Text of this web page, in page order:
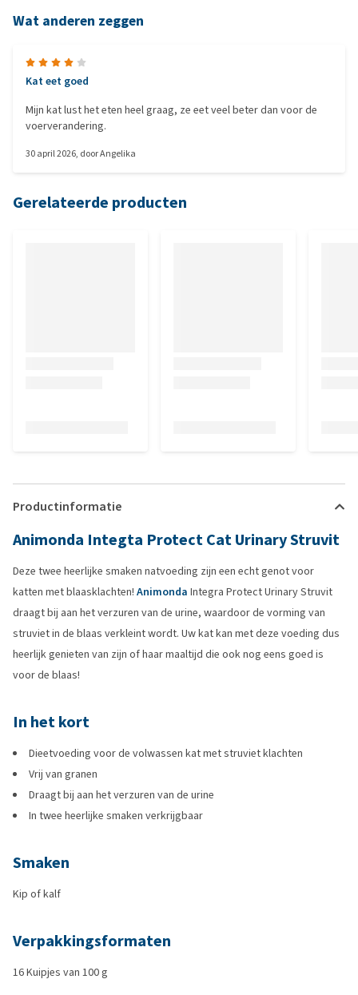
Wat anderen zeggen
Kat eet goed
Mijn kat lust het eten heel graag, ze eet veel beter dan voor de
voerverandering.
30 april 2026, doorAngelika
Gerelateerde producten
Productinformatie
Animonda Integta Protect Cat Urinary Struvit
Deze twee heerlijke smaken natvoeding zijn een echt genot voor
katten met blaasklachten! Animonda Integra Protect Urinary Struvit
draagt bij aan het verzuren van de urine, waardoor de vorming van
struviet in de blaas verkleint wordt. Uw kat kan met deze voeding dus
heerlijk genieten van zijn of haar maaltijd die ook nog eens goed is
voor de blaas!
In het kort
Dieetvoeding voor de volwassen kat met struviet klachten
Vrij van granen
Draagt bij aan het verzuren van de urine
In twee heerlijke smaken verkrijgbaar
Smaken
Kip of kalf
Verpakkingsformaten
16 Kuipjes van 100 g